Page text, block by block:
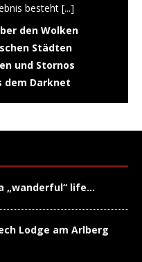
besteht [...]
den Wolken
Städten
und Stornos
dem Darknet
„wanderful“ life…
Lodge am Arlberg